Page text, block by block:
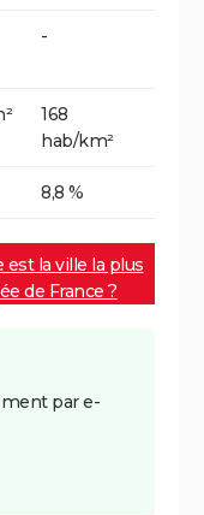
-
168
hab/km²
8,8 %
est la ville la plus
de France ?
par e-